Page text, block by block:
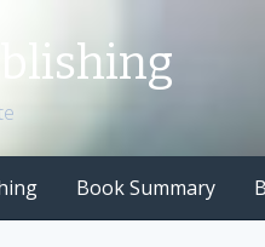
Book Summary